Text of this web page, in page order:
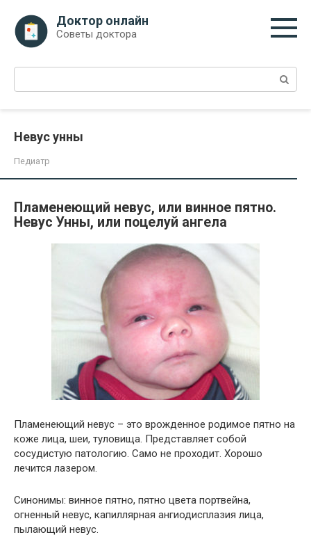
контенту
Доктор онлайн
Советы доктора
Поиск:
Невус унны
Педиатр
Пламенеющий невус, или винное пятно.
Невус Унны, или поцелуй ангела
Пламенеющий невус – это врожденное родимое пятно на
коже лица, шеи, туловища. Представляет собой
сосудистую патологию. Само не проходит. Хорошо
лечится лазером.
Синонимы: винное пятно, пятно цвета портвейна,
огненный невус, капиллярная ангиодисплазия лица,
пылающий невус.